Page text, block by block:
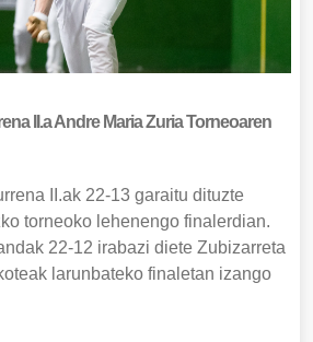
II.a Andre Maria Zuria Torneoaren
II.ak 22-13 garaitu dituzte
torneoko lehenengo finalerdian.
22-12 irabazi diete Zubizarreta
larunbateko finaletan izango